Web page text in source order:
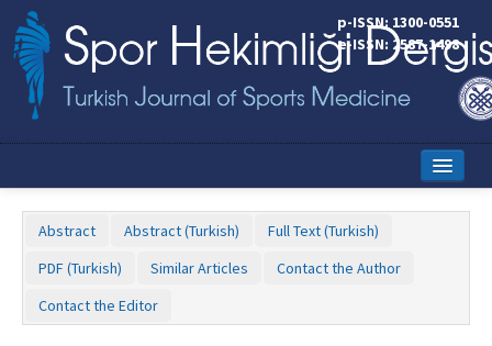
p-ISSN: 1300-0551
e-ISSN: 2587-1498
Abstract Abstract (Turkish)
Full Text (Turkish)
PDF (Turkish)
Similar Articles
Contact the Author
Contact the Editor